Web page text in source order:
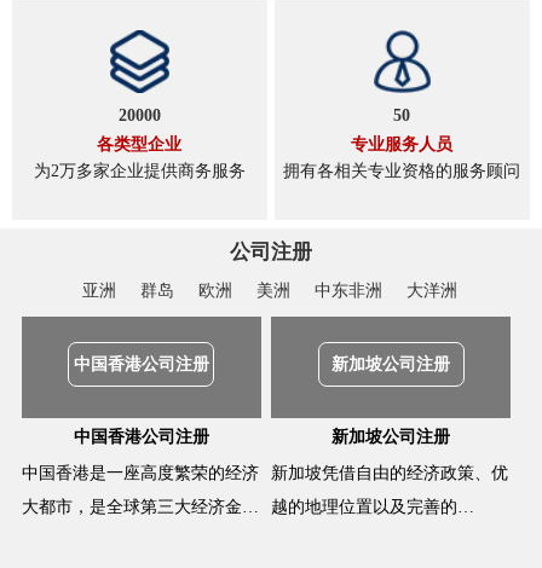
20000
各类型企业
为2万多家企业提供商务服务
50
专业服务人员
拥有各相关专业资格的服务顾问
公司注册
亚洲 群岛 欧洲 美洲 中东非洲 大洋洲
中国香港公司注册
中国香港公司注册
中国香港是一座高度繁荣的经济
大都市，是全球第三大经济金…
新加坡公司注册
新加坡公司注册
新加坡凭借自由的经济政策、优
越的地理位置以及完善的…